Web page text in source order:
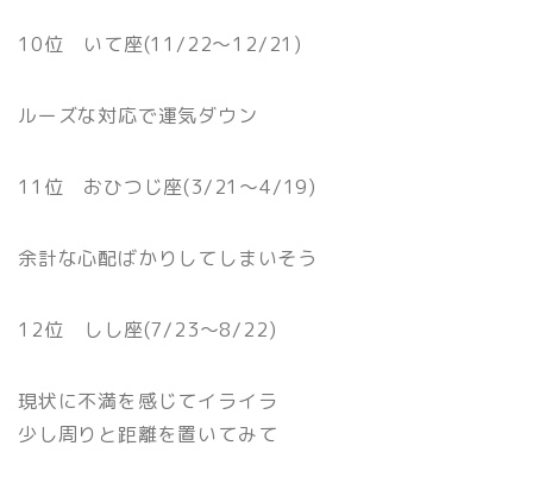
10位 いて座(11/22〜12/21)
ルーズな対応で運気ダウン
11位 おひつじ座(3/21〜4/19)
余計な心配ばかりしてしまいそう
12位 しし座(7/23〜8/22)
現状に不満を感じてイライラ
少し周りと距離を置いてみて